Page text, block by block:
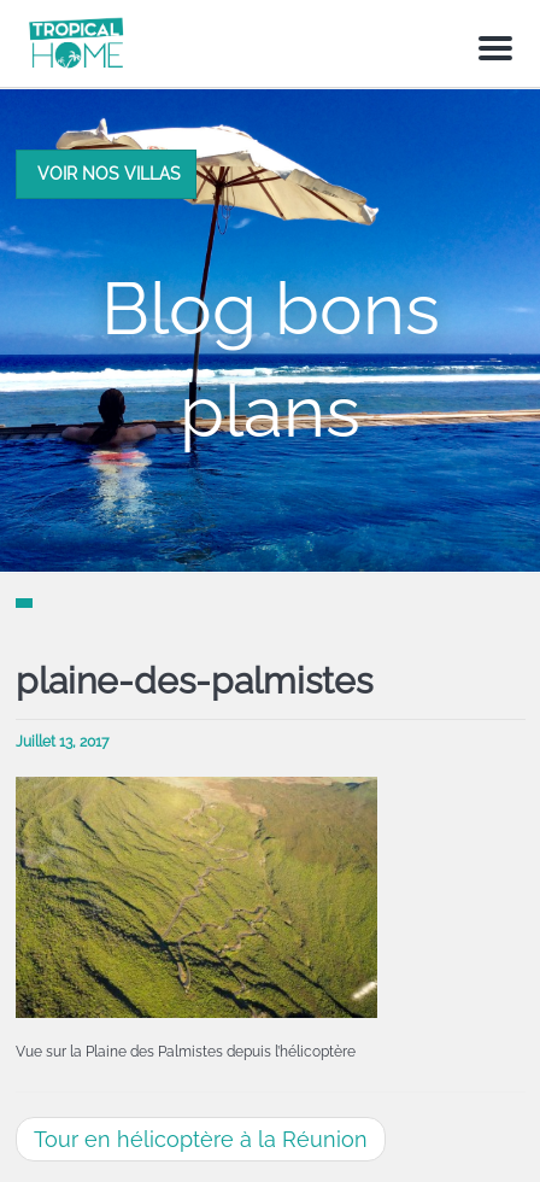
M
n
VOIR NOS VILLAS
Blog bons
plans
plaine-des-palmistes
Juillet 13, 2017
Vue sur la Plaine des Palmistes depuis l’hélicoptère
Tour en hélicoptère à la Réunion